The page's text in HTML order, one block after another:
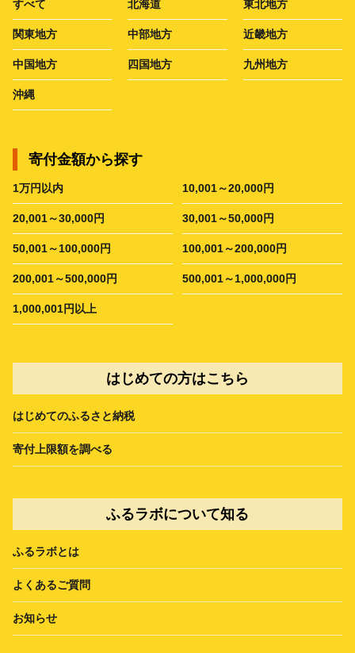
すべて 北海道 東北地方
関東地方 中部地方 近畿地方
中国地方 四国地方 九州地方
沖縄
寄付金額から探す
1万円以内 10,001～20,000円
20,001～30,000円 30,001～50,000円
50,001～100,000円 100,001～200,000円
200,001～500,000円 500,001～1,000,000円
1,000,001円以上
はじめての方はこちら
はじめてのふるさと納税
寄付上限額を調べる
ふるラボについて知る
ふるラボとは
よくあるご質問
お知らせ